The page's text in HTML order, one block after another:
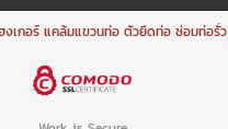
เกอร์ แคล้มแขวนท่อ ตัวยึดท่อ ซ่อมท่อรั่ว